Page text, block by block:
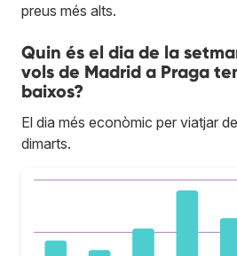
preus més alts.
Quin és el dia de la
vols de Madrid a Praga
baixos?
El dia més econòmic per viatjar
dimarts.